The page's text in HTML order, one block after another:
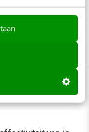
dat
en geen